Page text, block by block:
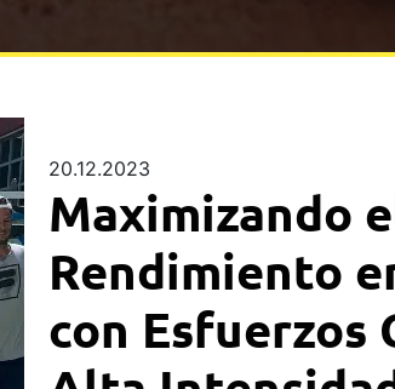
20.12.2023
Maximizando
Rendimiento
con Esfuerzos